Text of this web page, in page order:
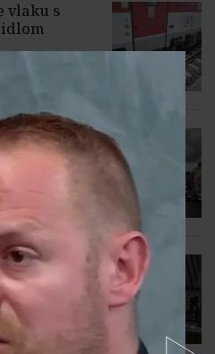
vlaku s
zeleného
použitím